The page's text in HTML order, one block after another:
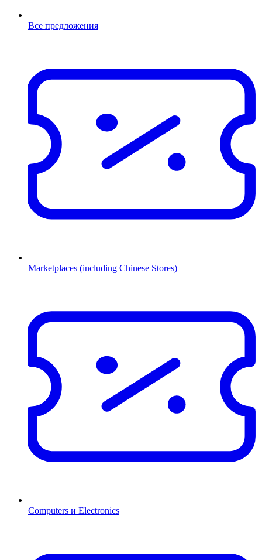
Все предложения
Marketplaces (including Chinese Stores)
Computers и Electronics